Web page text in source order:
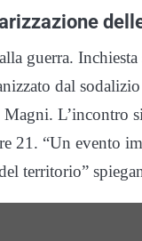
guerra.
dal
L’incontro
21. “Un evento
territorio”